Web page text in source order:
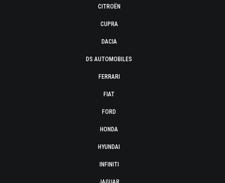
CITROËN
CUPRA
DACIA
DS AUTOMOBILES
FERRARI
FIAT
FORD
HONDA
HYUNDAI
INFINITI